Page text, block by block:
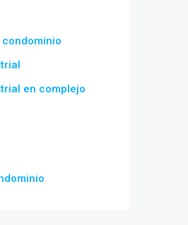
en complejo